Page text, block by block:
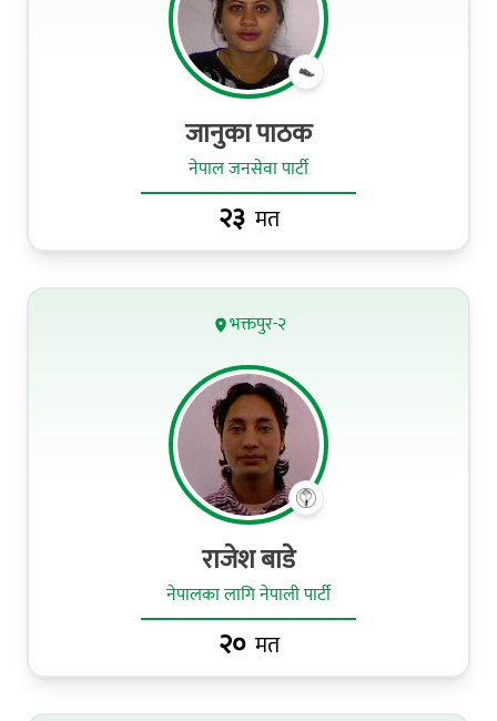
जानुका पाठक
नेपाल जनसेवा पार्टी
२३ मत
भक्तपुर-२
राजेश बाडे
नेपालका लागि नेपाली पार्टी
२० मत